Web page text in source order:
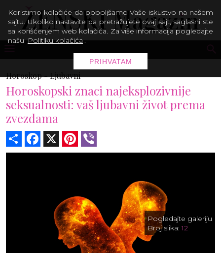
Horoskop -Ljubavni
Horoskopski znaci najeksplozivnije
seksualnosti: vaš ljubavni život prema
zvezdama
Share Facebook Pinterest
Pogledajte galeriju
Broj slika:12
Koristimo kolačiće da poboljšamo Vaše iskustvo na našem
sajtu. Ukoliko nastavite da pretražujete ovaj sajt, saglasni ste
sa korišćenjem web kolačića. Za više informacija pogledajte
našu Politiku kolačića .
PRIHVATAM